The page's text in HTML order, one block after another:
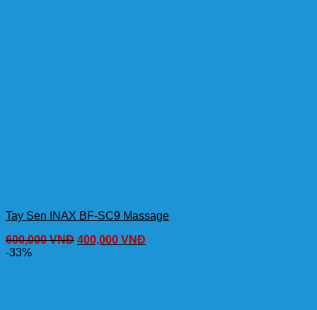
Tay Sen INAX BF-SC9 Massage
600,000VNĐ 400,000 VNĐ
-33%